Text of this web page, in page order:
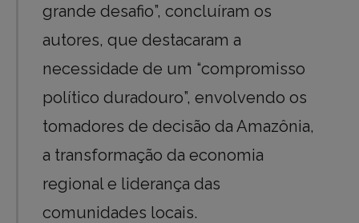
grande desafio”, concluíram os
autores, que destacaram a
necessidade de um “compromisso
político duradouro”, envolvendo os
tomadores de decisão da Amazônia,
a transformação da economia
regional e liderança das
comunidades locais.